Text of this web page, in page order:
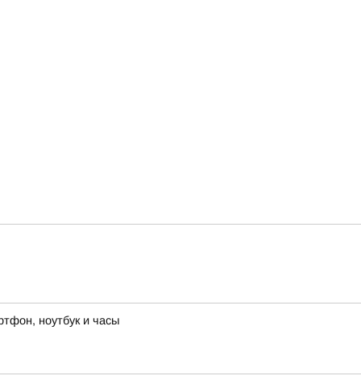
ноутбук и часы